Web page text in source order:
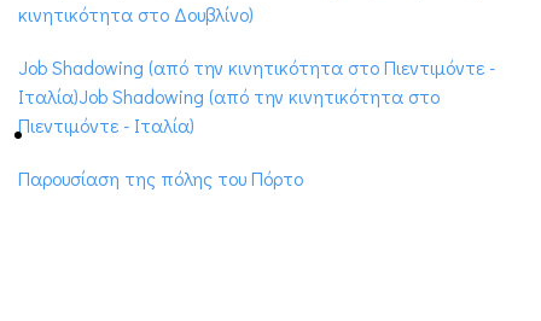
κινητικότητα στο Δουβλίνο)
Job Shadowing (από την κινητικότητα στο Πιεντιμόντε -
Ιταλία)Job Shadowing (από την κινητικότητα στο
Πιεντιμόντε - Ιταλία)
Παρουσίαση της πόλης του Πόρτο